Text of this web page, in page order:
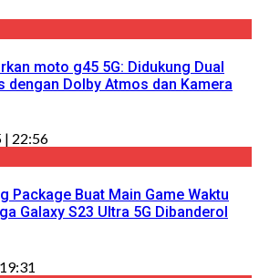
moto g45 5G: Didukung Dual
dengan Dolby Atmos dan Kamera
| 22:56
Package Buat Main Game Waktu
Galaxy S23 Ultra 5G Dibanderol